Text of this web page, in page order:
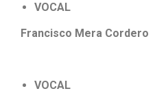
VOCAL
Francisco Mera Cordero
VOCAL